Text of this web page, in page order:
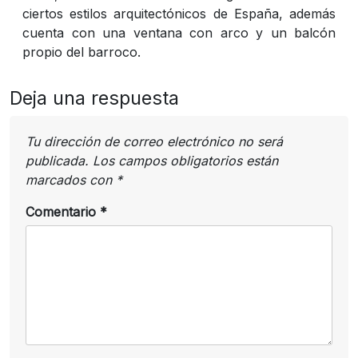
ciertos estilos arquitectónicos de España, además
cuenta con una ventana con arco y un balcón
propio del barroco.
Deja una respuesta
Tu dirección de correo electrónico no será
publicada. Los campos obligatorios están
marcados con *
Comentario *